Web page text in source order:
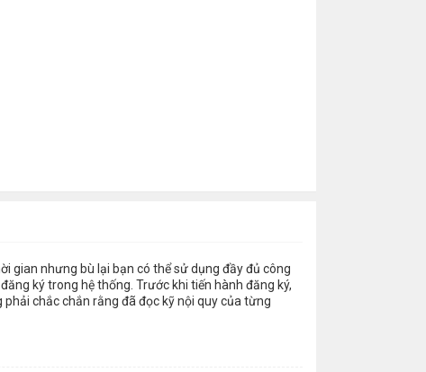
gian nhưng bù lại bạn có thể sử dụng đầy đủ công
ký trong hệ thống. Trước khi tiến hành đăng ký,
chắc chắn rằng đã đọc kỹ nội quy của từng